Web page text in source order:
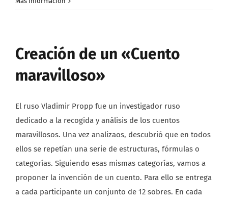
Creación de un «Cuento
maravilloso»
El ruso Vladimir Propp fue un investigador ruso
dedicado a la recogida y análisis de los cuentos
maravillosos. Una vez analizaos, descubrió que en todos
ellos se repetían una serie de estructuras, fórmulas o
categorías. Siguiendo esas mismas categorías, vamos a
proponer la invención de un cuento. Para ello se entrega
a cada participante un conjunto de 12 sobres. En cada